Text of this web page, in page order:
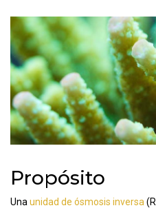
Propósito
Una unidad de ósmosis inversa